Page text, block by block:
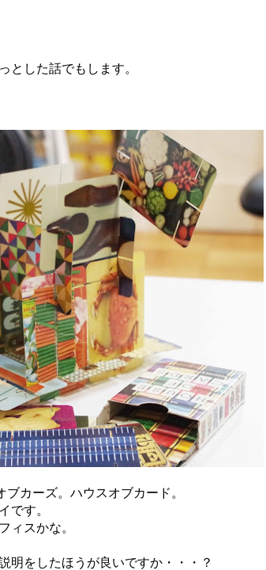
とした話でもします。
カーズ。ハウスオブカード。
です。
ィスかな。
明をしたほうが良いですか・・・？